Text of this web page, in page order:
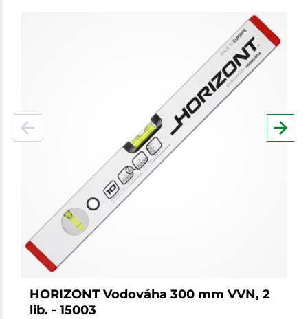
HORIZONT Vodováha 300 mm VVN, 2
lib. - 15003